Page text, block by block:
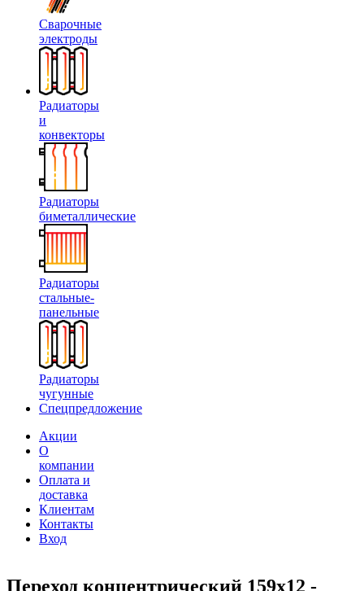
Сварочные
электроды
Радиаторы
и
конвекторы
Радиаторы
биметаллические
Радиаторы
стальные-
панельные
Радиаторы
чугунные
Спецпредложение
Акции
О
компании
Оплата и
доставка
Клиентам
Контакты
Вход
Переход концентрический 159х12 -